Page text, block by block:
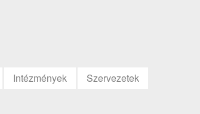
Intézmények
Szervezetek